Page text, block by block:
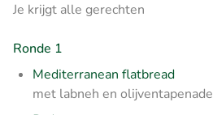
Je krijgt alle gerechten
Ronde 1
Mediterranean flatbread
met labneh en olijventapenade